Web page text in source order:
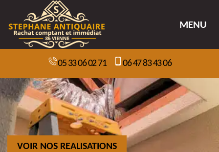
MENU
05 33 06 02 71 06 47 83 43 06
VOIR NOS REALISATIONS